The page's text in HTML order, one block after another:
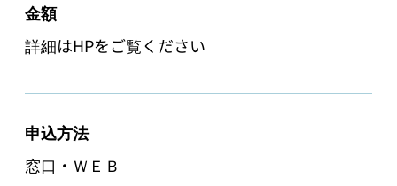
金額
詳細はHPをご覧ください
申込方法
窓口・ＷＥＢ